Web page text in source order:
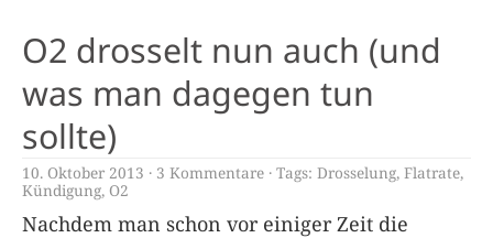
O2 drosselt nun auch (und
was man dagegen tun
sollte)
10. Oktober 2013 3 Kommentare Tags: Drosselung, Flatrate,
Kündigung, O2
Nachdem man schon vor einiger Zeit die